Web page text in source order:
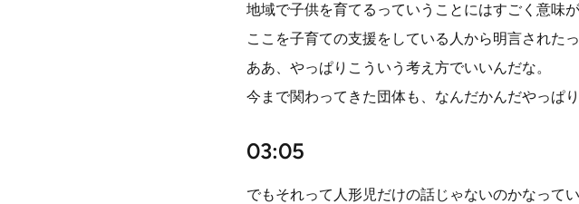
地域で子供を育てるっていうことにはすごく意味
ここを子育ての支援をしている人から明言された
ああ、やっぱりこういう考え方でいいんだな。
今まで関わってきた団体も、なんだかんだやっぱ
03:05
でもそれって人形児だけの話じゃないのかなって